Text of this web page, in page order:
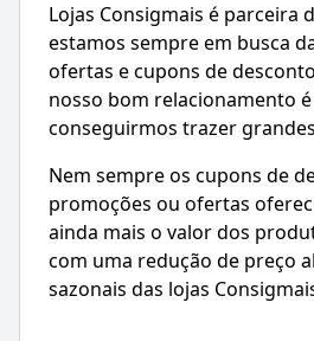
Lojas Consigmais é parceira
estamos sempre em busca
ofertas e cupons de
nosso bom relacionamento
conseguirmos trazer
Nem sempre os cupons de
promoções ou ofertas
ainda mais o valor dos
com uma redução de preço
sazonais das lojas